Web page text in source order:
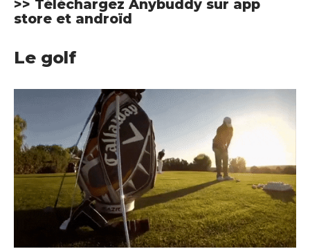
>> Téléchargez Anybuddy sur app
store et androïd
Le golf